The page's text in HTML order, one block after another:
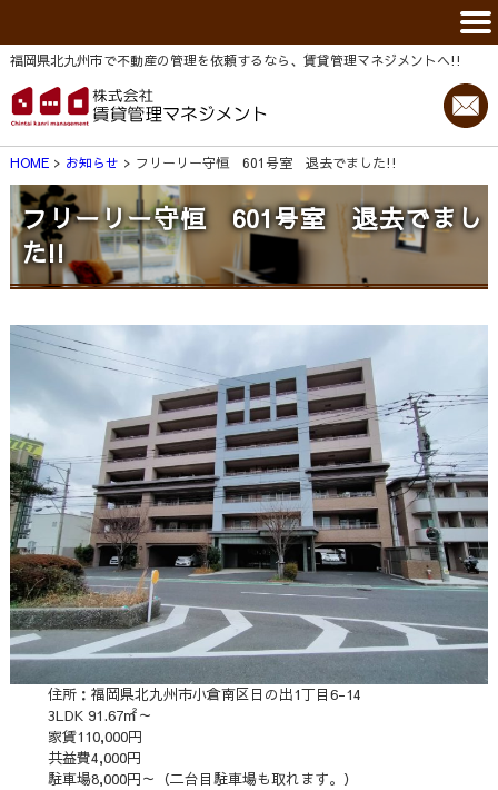
福岡県北九州市で不動産の管理を依頼するなら、賃貸管理マネジメントヘ!!
HOME お知らせ フリーリー守恒 601号室 退去でました!!
フリーリー守恒 601号室 退去でまし
た!!
住所：福岡県北九州市小倉南区日の出1丁目6-14
3LDK 91.67㎡～
家賃110,000円
共益費4,000円
駐車場8,000円～（二台目駐車場も取れます。）